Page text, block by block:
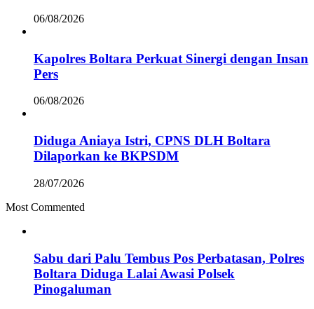
06/08/2026
Kapolres Boltara Perkuat Sinergi dengan Insan
Pers
06/08/2026
Diduga Aniaya Istri, CPNS DLH Boltara
Dilaporkan ke BKPSDM
28/07/2026
Most Commented
Sabu dari Palu Tembus Pos Perbatasan, Polres
Boltara Diduga Lalai Awasi Polsek
Pinogaluman